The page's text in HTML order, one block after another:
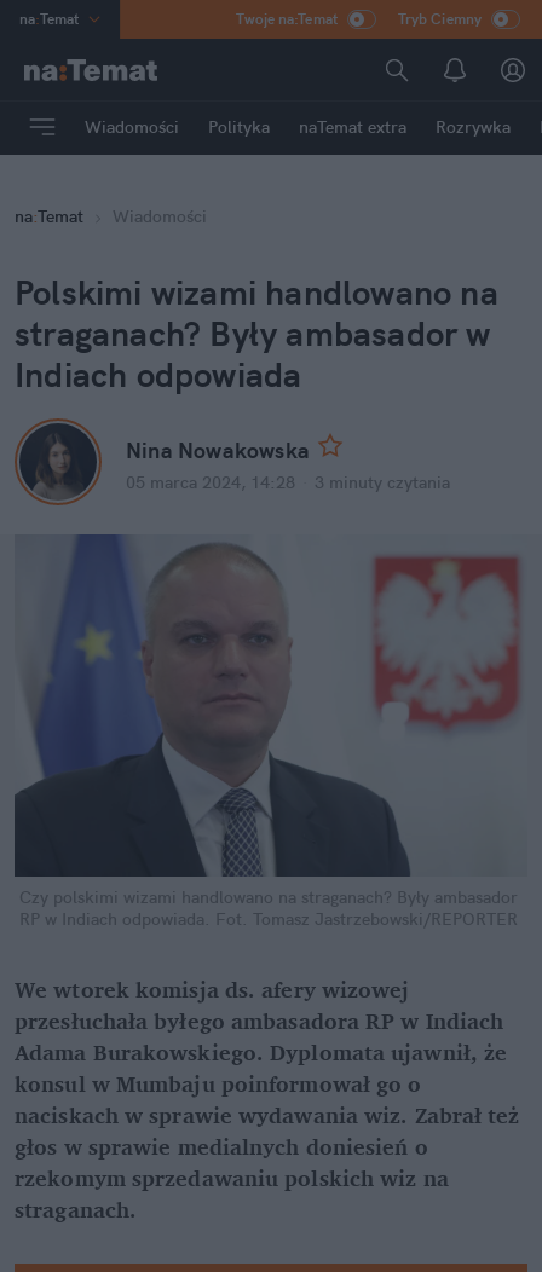
na:Temat
Poland
mama
Rozrywka
Twoje na:Temat Tryb Ciemny
Wiadomości Polityka naTemat extra Rozrywka
na:Temat Wiadomości
Polskimi wizami handlowano na
straganach? Były ambasador w
Indiach odpowiada
Nina Nowakowska
05 marca 2024, 14:28 3 minuty czytania
Czy polskimi wizami handlowano na straganach? Były ambasador
RP w Indiach odpowiada.
Fot. Tomasz Jastrzebowski/REPORTER
We wtorek komisja ds. afery wizowej
przesłuchała byłego ambasadora RP w Indiach
Adama Burakowskiego. Dyplomata ujawnił, że
konsul w Mumbaju poinformował go o
naciskach w sprawie wydawania wiz. Zabrał też
głos w sprawie medialnych doniesień o
rzekomym sprzedawaniu polskich wiz na
straganach.